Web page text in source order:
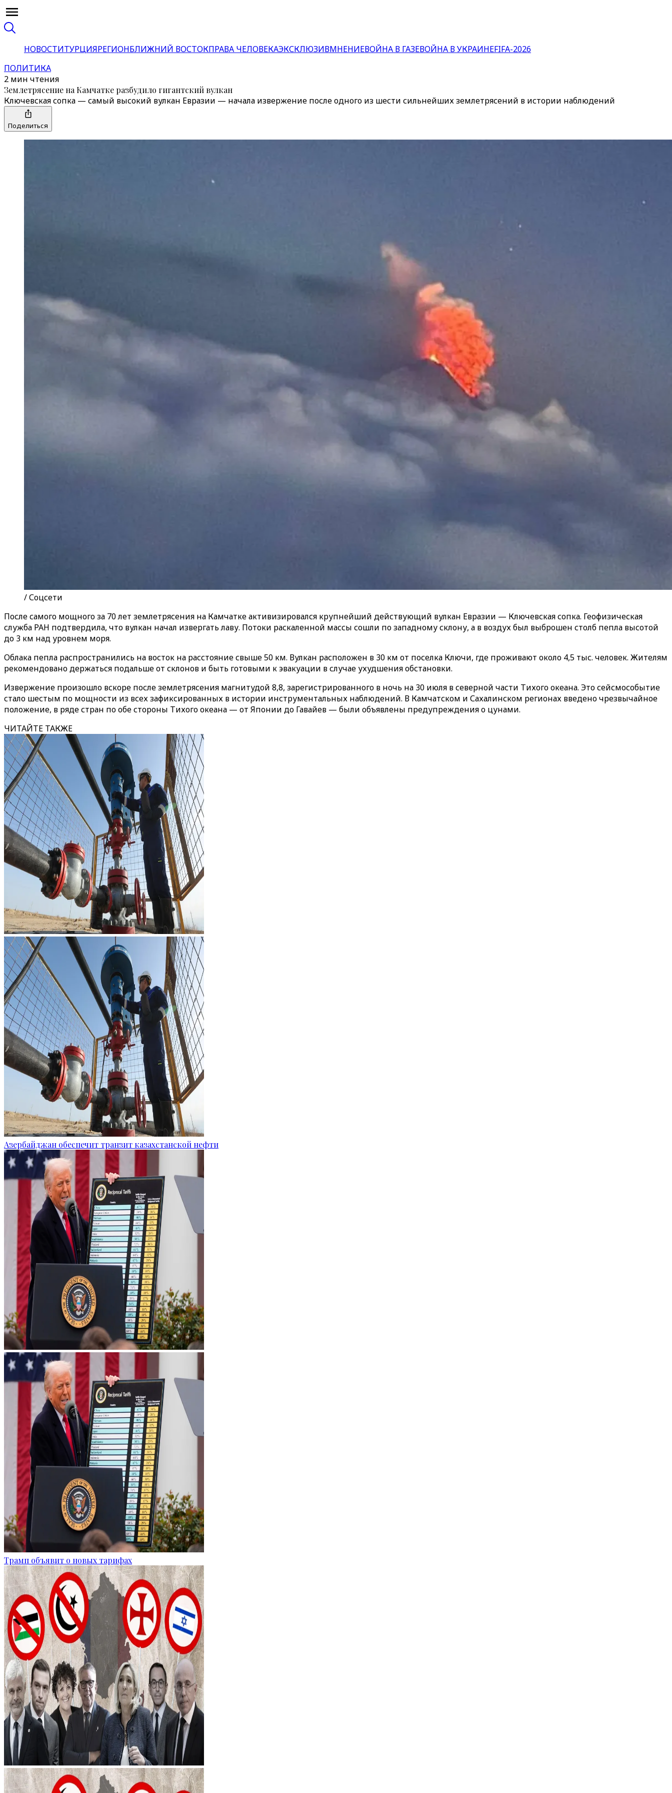
НОВОСТИТУРЦИЯРЕГИОНБЛИЖНИЙ ВОСТОКПРАВА ЧЕЛОВЕКАЭКСКЛЮЗИВМНЕНИЕВОЙНА В ГАЗЕВОЙНА В УКРАИНЕFIFA-2026
ПОЛИТИКА
2 мин чтения
Землетрясение на Камчатке разбудило гигантский вулкан
Ключевская сопка — самый высокий вулкан Евразии — начала извержение после одного из шести сильнейших землетрясений в истории наблюдений
Поделиться
/ Соцсети
После самого мощного за 70 лет землетрясения на Камчатке активизировался крупнейший действующий вулкан Евразии — Ключевская сопка. Геофизическая
служба РАН подтвердила, что вулкан начал извергать лаву. Потоки раскаленной массы сошли по западному склону, а в воздух был выброшен столб пепла высотой
до 3 км над уровнем моря.
Облака пепла распространились на восток на расстояние свыше 50 км. Вулкан расположен в 30 км от поселка Ключи, где проживают около 4,5 тыс. человек. Жителям
рекомендовано держаться подальше от склонов и быть готовыми к эвакуации в случае ухудшения обстановки.
Извержение произошло вскоре после землетрясения магнитудой 8,8, зарегистрированного в ночь на 30 июля в северной части Тихого океана. Это сейсмособытие
стало шестым по мощности из всех зафиксированных в истории инструментальных наблюдений. В Камчатском и Сахалинском регионах введено чрезвычайное
положение, в ряде стран по обе стороны Тихого океана — от Японии до Гавайев — были объявлены предупреждения о цунами.
ЧИТАЙТЕ ТАКЖЕ
Азербайджан обеспечит транзит казахстанской нефти
Трамп объявит о новых тарифах